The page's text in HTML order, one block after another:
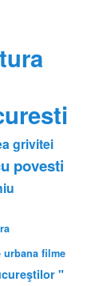
grivitei
povesti
urbana filme
"